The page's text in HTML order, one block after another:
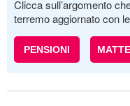
Clicca sull’argomento
terremo aggiornato con
PENSIONI